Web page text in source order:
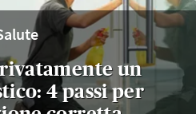
un
4 passi per